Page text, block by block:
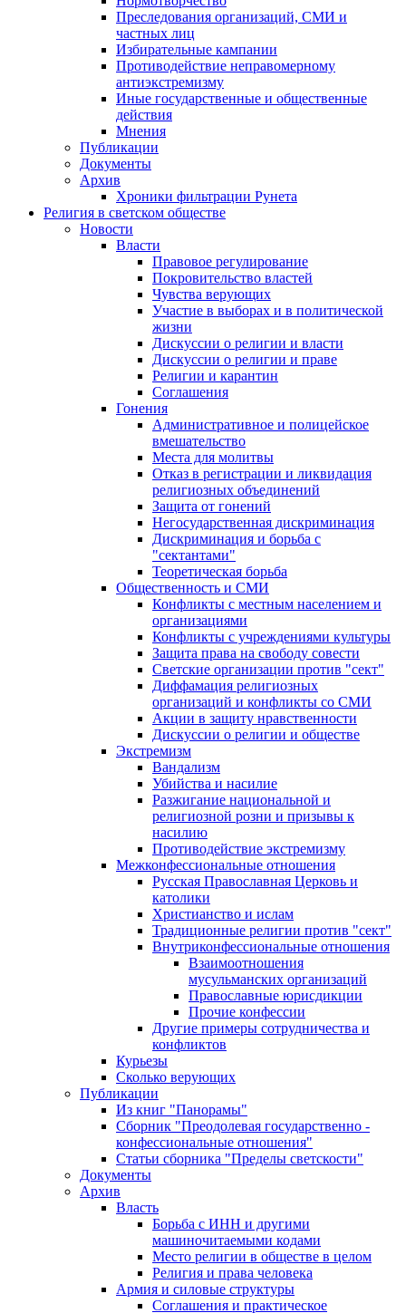
Преследования организаций, СМИ и
частных лиц
Избирательные кампании
Противодействие неправомерному
антиэкстремизму
Иные государственные и общественные
действия
Мнения
Публикации
Документы
Архив
Хроники фильтрации Рунета
Религия в светском обществе
Новости
Власти
Правовое регулирование
Покровительство властей
Чувства верующих
Участие в выборах и в политической
жизни
Дискуссии о религии и власти
Дискуссии о религии и праве
Религии и карантин
Соглашения
Гонения
Административное и полицейское
вмешательство
Места для молитвы
Отказ в регистрации и ликвидация
религиозных объединений
Защита от гонений
Негосударственная дискриминация
Дискриминация и борьба с
"сектантами"
Теоретическая борьба
Общественность и СМИ
Конфликты с местным населением и
организациями
Конфликты с учреждениями культуры
Защита права на свободу совести
Светские организации против "сект"
Диффамация религиозных
организаций и конфликты со СМИ
Акции в защиту нравственности
Дискуссии о религии и обществе
Экстремизм
Вандализм
Убийства и насилие
Разжигание национальной и
религиозной розни и призывы к
насилию
Противодействие экстремизму
Межконфессиональные отношения
Русская Православная Церковь и
католики
Христианство и ислам
Традиционные религии против "сект"
Внутриконфессиональные отношения
Взаимоотношения
мусульманских организаций
Православные юрисдикции
Прочие конфессии
Другие примеры сотрудничества и
конфликтов
Курьезы
Сколько верующих
Публикации
Из книг "Панорамы"
Сборник "Преодолевая государственно -
конфессиональные отношения"
Статьи сборника "Пределы светскости"
Документы
Архив
Власть
Борьба с ИНН и другими
машиночитаемыми кодами
Место религии в обществе в целом
Религия и права человека
Армия и силовые структуры
Соглашения и практическое